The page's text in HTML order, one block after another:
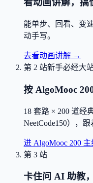
看动画讲解，搞
能单步、回看、变
动手写。
去看动画讲解 →
第 2 站新手必经大
按 AlgoMooc
18 套路 × 200 道经
NeetCode150），
进 AlgoMooc 200 主
第 3 站
卡住问 AI 助教